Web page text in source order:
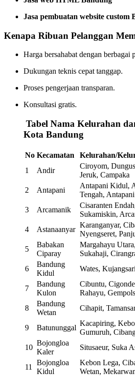
Jasa pembuatan website custom
Kenapa Ribuan Pelanggan
Harga bersahabat dengan berbagai
Dukungan teknis cepat tanggap.
Proses pengerjaan transparan.
Konsultasi gratis.
Tabel Nama Kelurahan
Kota Bandung
No Kecamatan
Kelurahan/
1
Andir
Ciroyom,
Jeruk, Campaka
2
Antapani
Antapani Kidul,
Tengah,
3
Arcamanik
Cisaranten
Sukamiskin,
4
Astanaanyar
Karanganyar,
Nyengseret,
5
Babakan
Ciparay
Margahayu
Sukahaji,
6
Bandung
Kidul
Wates,
7
Bandung
Kulon
Cibuntu,
Rahayu,
8
Bandung
Wetan
Cihapit,
9 Batununggal
Kacapiring,
Gumuruh,
10
Bojongloa
Kaler
Situsaeur, Suka
11
Bojongloa
Kidul
Kebon Lega,
Wetan,